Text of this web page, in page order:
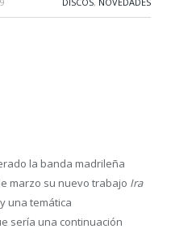
la banda madrileña
marzo su nuevo trabajo Ira
una temática
sería una continuación